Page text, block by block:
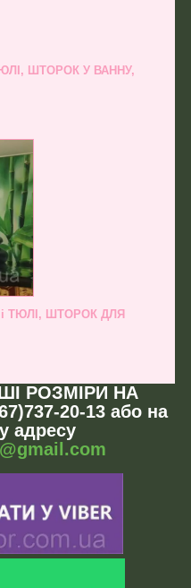
ШТОРОК У ВАННУ,
ТЮЛІ, ШТОРОК ДЛЯ
РОЗМІРИ НА
20-13 або на
адресу